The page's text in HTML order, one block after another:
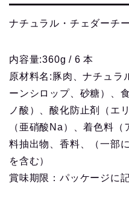
ナチュラル・チェダーチ
内容量:360g / 6 本
原材料名:豚肉、ナチュラ
ーンシロップ、砂糖）、
ノ酸）、酸化防止剤（エ
（亜硝酸Na）、着色料
料抽出物、香料、（一部
を含む）
賞味期限：パッケージに